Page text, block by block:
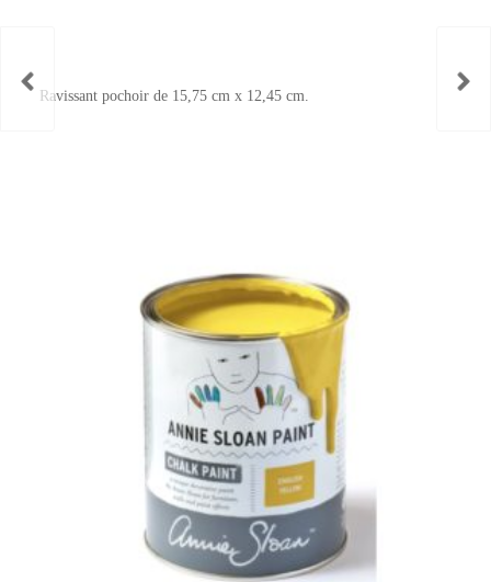
Ravissant pochoir de 15,75 cm x 12,45 cm.